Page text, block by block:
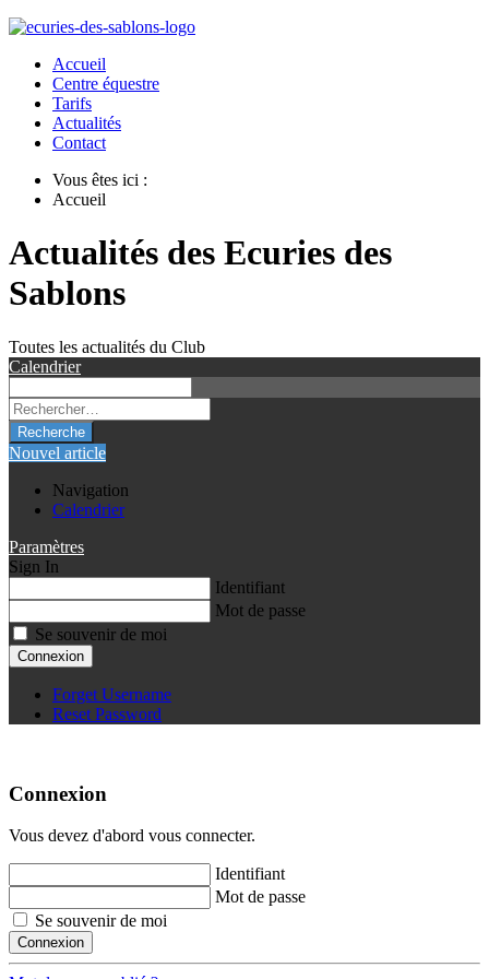
Accueil
Centre équestre
Tarifs
Actualités
Contact
Vous êtes ici :
Accueil
Actualités des Ecuries des
Sablons
Toutes les actualités du Club
Calendrier
Recherche
Nouvel article
Navigation
Calendrier
Paramètres
Sign In
Identifiant
Mot de passe
Se souvenir de moi
Connexion
Forget Username
Reset Password
Connexion
Vous devez d'abord vous connecter.
Identifiant
Mot de passe
Se souvenir de moi
Connexion